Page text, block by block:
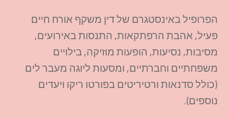
הפרופילבאינסטגרםשלדיןמשקףאורחחיים
פעיל,אהבתהרפתקאות,התנסותבאירועים,
מסיבות,נסיעות,הופעותמוזיקה,בילויים
משפחתייםוחברתיים,ומסעותליוגהמעברלים
(כוללסדנאותורטיריטיםבפורטוריקוויעדים
נוספים).